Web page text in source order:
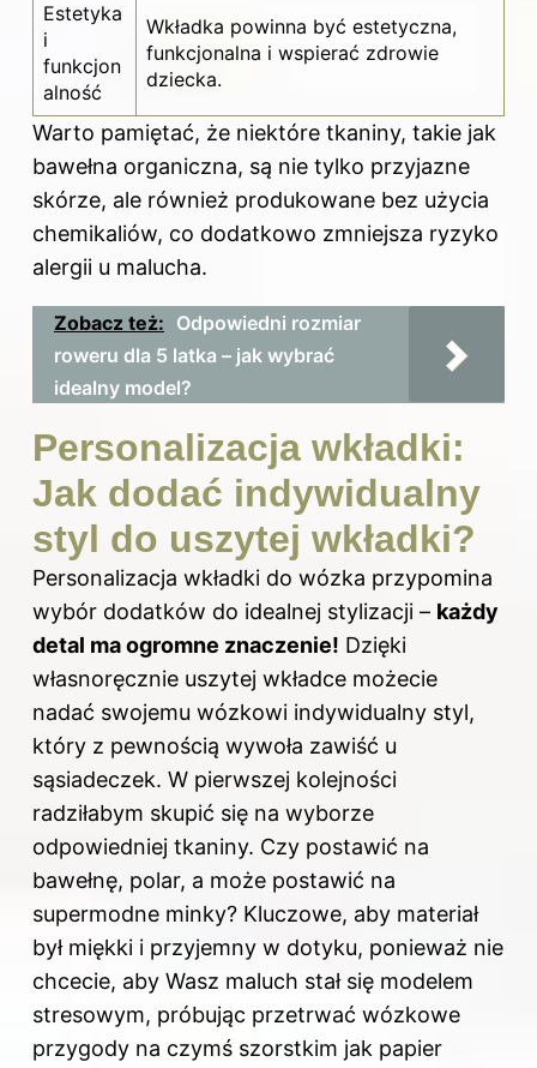
Estetyka
i
funkcjon
alność
Wkładka powinna być estetyczna,
funkcjonalna i wspierać zdrowie
dziecka.
Warto pamiętać, że niektóre tkaniny, takie jak
bawełna organiczna, są nie tylko przyjazne
skórze, ale również produkowane bez użycia
chemikaliów, co dodatkowo zmniejsza ryzyko
alergii u malucha.
Zobacz też: Odpowiedni rozmiar
roweru dla 5 latka – jak wybrać
idealny model?
Personalizacja wkładki:
Jak dodać indywidualny
styl do uszytej wkładki?
Personalizacja wkładki do wózka przypomina
wybór dodatków do idealnej stylizacji – każdy
detal ma ogromne znaczenie! Dzięki
własnoręcznie uszytej wkładce możecie
nadać swojemu wózkowi indywidualny styl,
który z pewnością wywoła zawiść u
sąsiadeczek. W pierwszej kolejności
radziłabym skupić się na wyborze
odpowiedniej tkaniny. Czy postawić na
bawełnę, polar, a może postawić na
supermodne minky? Kluczowe, aby materiał
był miękki i przyjemny w dotyku, ponieważ nie
chcecie, aby Wasz maluch stał się modelem
stresowym, próbując przetrwać wózkowe
przygody na czymś szorstkim jak papier